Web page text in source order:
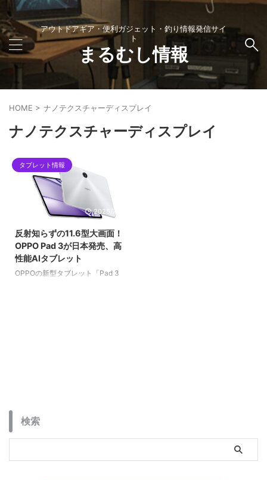
アウトドアギア・便利ガジェット・釣り情報発信サイ
ト
まるむし情報
HOME > ナノテクスチャーディスプレイ
ナノテクスチャーディスプレイ
タブレット情報
2025/7/5
反射知らずの11.6型大画面！
OPPO Pad 3が日本発売、高
性能AIタブレット
OPPOの新型タブレット「Pad 3
検索